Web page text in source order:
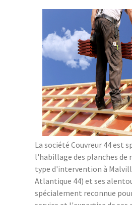
La société Couvreur 44 est
l'habillage des planches de
type d'intervention à
Atlantique 44) et ses
spécialement reconnue